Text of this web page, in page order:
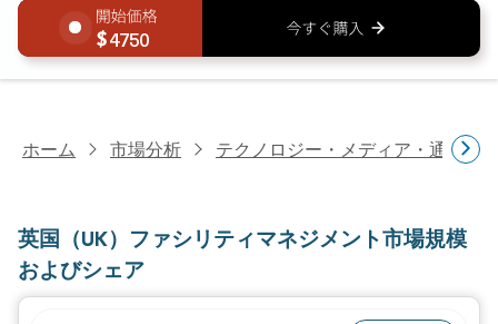
4750
ホーム 市場分析 テクノロジー・メディア・通信研
英国（UK）ファシリティマネジメント市場規模
およびシェア